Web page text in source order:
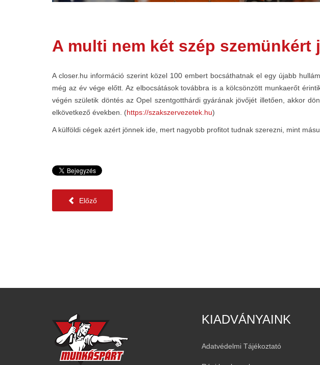
A multi nem két szép szemünkért
A closer.hu információ szerint közel 100 embert bocsáthatnak el egy újabb
még az év vége előtt. Az elbocsátások továbbra is a kölcsönzött munkaerőt
végén születik döntés az Opel szentgotthárdi gyárának jövőjét illetően, akkor
elkövetkező években. (https://szakszervezetek.hu)
A külföldi cégek azért jönnek ide, mert nagyobb profitot tudnak szerezni, mint
Előző
KIADVÁNYAINK
Adatvédelmi Tájékoztató